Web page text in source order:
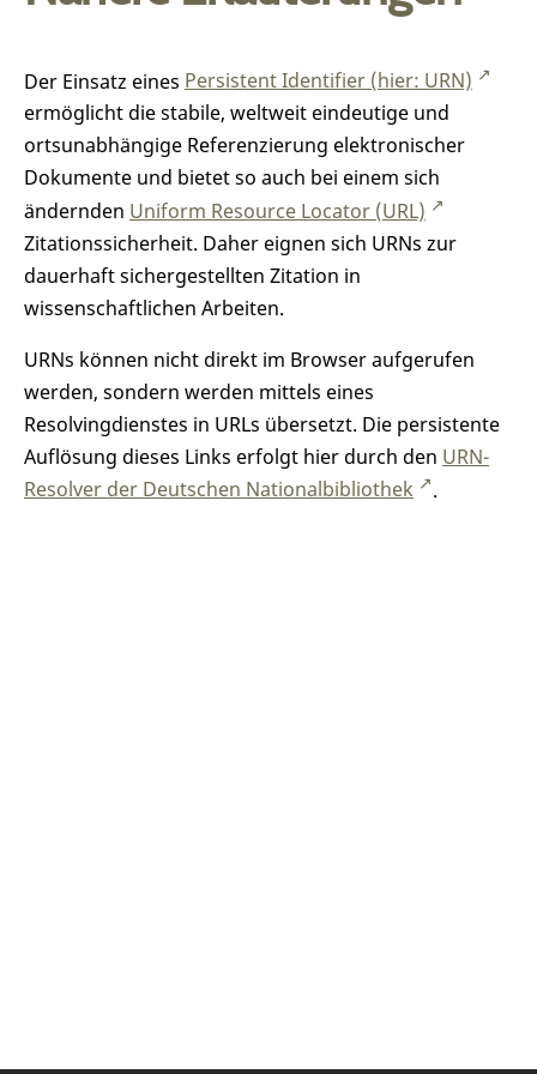
Der Einsatz eines Persistent Identifier (hier: URN)
ermöglicht die stabile, weltweit eindeutige und
ortsunabhängige Referenzierung elektronischer
Dokumente und bietet so auch bei einem sich
ändernden Uniform Resource Locator (URL)
Zitationssicherheit. Daher eignen sich URNs zur
dauerhaft sichergestellten Zitation in
wissenschaftlichen Arbeiten.
URNs können nicht direkt im Browser aufgerufen
werden, sondern werden mittels eines
Resolvingdienstes in URLs übersetzt. Die persistente
Auflösung dieses Links erfolgt hier durch den URN-
Resolver der Deutschen Nationalbibliothek
.